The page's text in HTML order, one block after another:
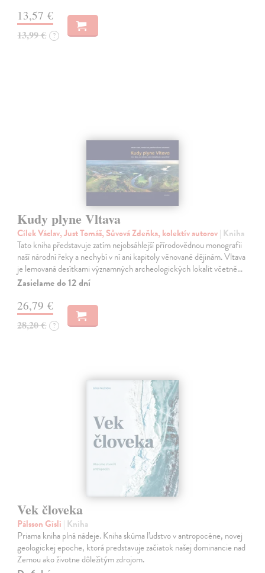
13,57 €
13,99 € ?
Kudy plyne Vltava
Cílek Václav, Just Tomáš, Sůvová Zdeňka, kolektív autorov| Kniha
Tato kniha představuje zatím nejobsáhlejší přírodovědnou monografii
naší národní řeky a nechybí v ní ani kapitoly věnované dějinám. Vltava
je lemovaná desítkami významných archeologických lokalit včetně…
Zasielame do 12 dní
26,79 €
28,20 € ?
Vek človeka
Pálsson Gísli | Kniha
Priama kniha plná nádeje. Kniha skúma ľudstvo v antropocéne, novej
geologickej epoche, ktorá predstavuje začiatok našej dominancie nad
Zemou ako životne dôležitým zdrojom.